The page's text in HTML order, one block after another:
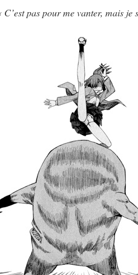
C’est pas pour me vanter, mais